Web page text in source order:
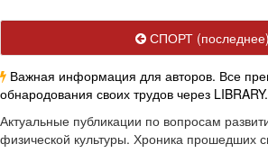
СПОРТ(последнее)
Важная информация для авторов. Все
обнародования своих трудов через
Актуальные публикации по вопросам
физической культуры. Хроника прошедших